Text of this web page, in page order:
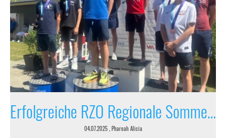
Erfolgreiche RZO Regionale Sommermeisterschaften in Winterthur
04.07.2025, Pharoah Alicia